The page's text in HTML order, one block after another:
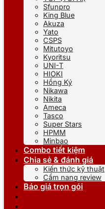
Sfunpro
King Blue
Akuza
Yato
CSPS
Mitutoyo
Kyoritsu
UNI-T
HIOKI
Hồng Ký
Nikawa
Nikita
Ameca
Tasco
Super Stars
HPMM
Minbao
Combo tiết kiệm
Chia sẻ & đánh giá
Kiến thức kỹ thuật
Cẩm nang review
Báo giá trọn gói